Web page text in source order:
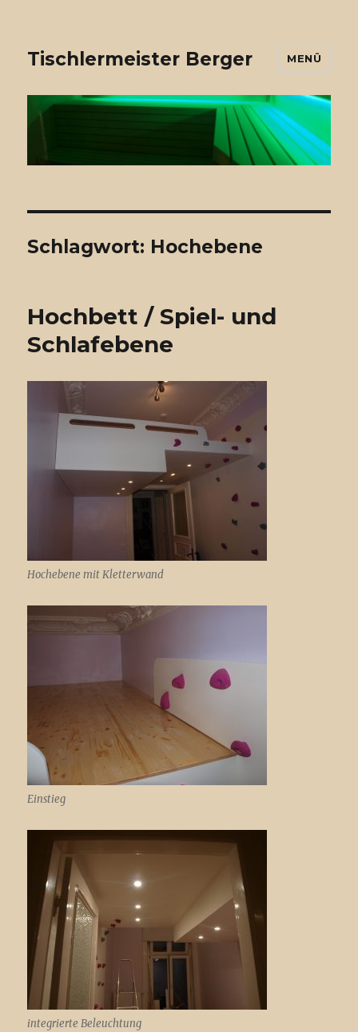
Tischlermeister Berger MENÜ
Schlagwort: Hochebene
Hochbett / Spiel- und
Schlafebene
Hochebene mit Kletterwand
Einstieg
integrierte Beleuchtung